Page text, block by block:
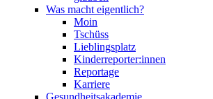
Was macht eigentlich?
Moin
Tschüss
Lieblingsplatz
Kinderreporter:innen
Reportage
Karriere
Gesundheitsakademie